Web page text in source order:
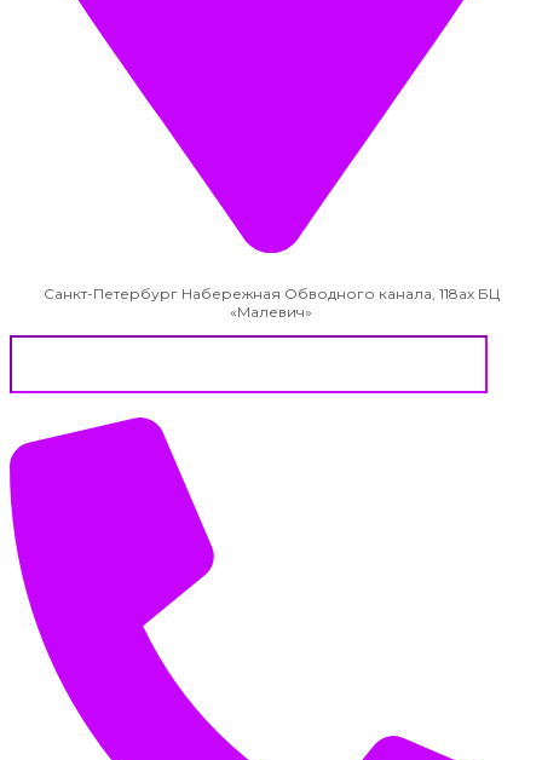
Санкт-Петербург Набережная Обводного канала, 118ах БЦ
«Малевич»